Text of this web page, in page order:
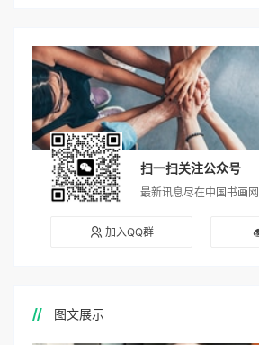
扫一扫关注公众号
最新讯息尽在中国书画网
加入QQ群
图文展示